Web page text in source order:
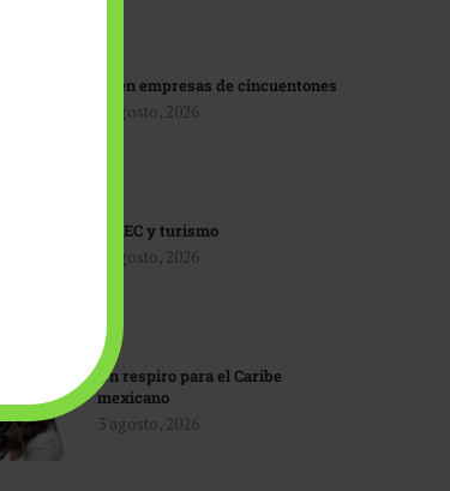
IA en empresas de cincuentones
3 agosto, 2026
TMEC y turismo
3 agosto, 2026
Un respiro para el Caribe
mexicano
3 agosto, 2026